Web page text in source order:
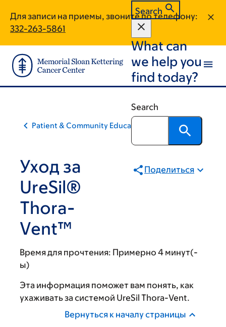
main
content
footer
Для записи на приемы, звоните по телефону:
332-263-5861
Search
What can
we help you
find today?
Search
Patient & Community Education
Уход за
UreSil®
Thora-
Vent™
Поделиться
Время для прочтения: Примерно 4 минут(-
ы)
Эта информация поможет вам понять, как
ухаживать за системой UreSil Thora-Vent.
Вернуться к началу страницы